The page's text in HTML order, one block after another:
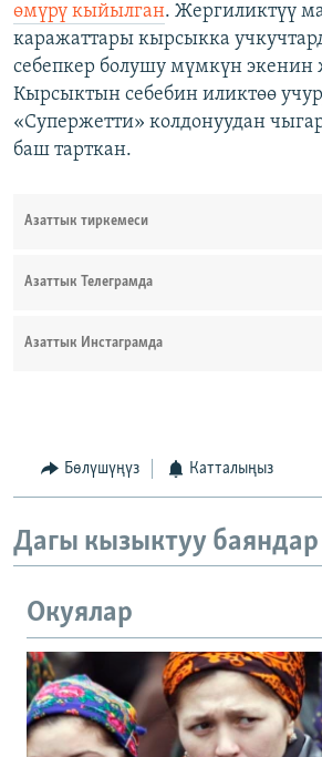
өмүрү кыйылган. Жергиликтүү
каражаттары кырсыкка
себепкер болушу мүмкүн
Кырсыктын себебин иликтөө
«Супержетти» колдонуудан
баш тарткан.
Азаттык тиркемеси
Азаттык Телеграмда
Азаттык Инстаграмда
Бөлүшүңүз Катталыңыз
Дагы кызыктуу баяндар
Окуялар